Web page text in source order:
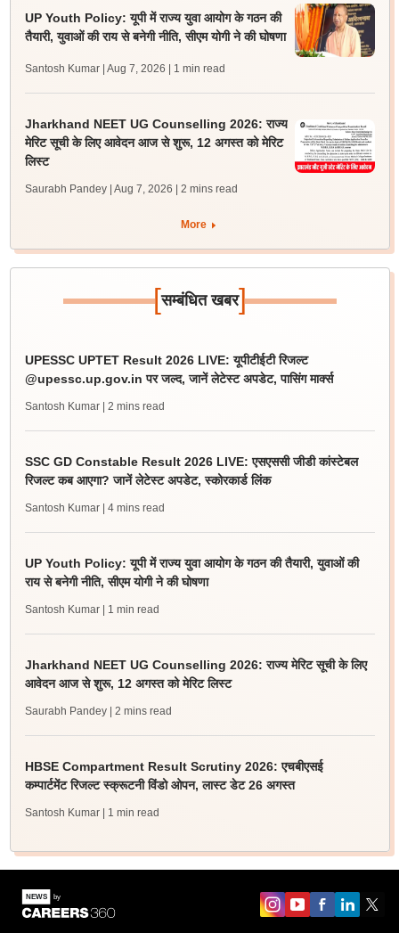
UP Youth Policy: यूपी में राज्य युवा आयोग के गठन की
तैयारी, युवाओं की राय से बनेगी नीति, सीएम योगी ने की घोषणा
Santosh Kumar | Aug 7, 2026 | 1 min read
Jharkhand NEET UG Counselling 2026: राज्य
मेरिट सूची के लिए आवेदन आज से शुरू, 12 अगस्त को मेरिट
लिस्ट
Saurabh Pandey | Aug 7, 2026 | 2 mins read
More
[सम्बंधित खबर]
UPESSC UPTET Result 2026 LIVE: यूपीटीईटी रिजल्ट
@upessc.up.gov.in पर जल्द, जानें लेटेस्ट अपडेट, पासिंग मार्क्स
Santosh Kumar | 2 mins read
SSC GD Constable Result 2026 LIVE: एसएससी जीडी कांस्टेबल
रिजल्ट कब आएगा? जानें लेटेस्ट अपडेट, स्कोरकार्ड लिंक
Santosh Kumar | 4 mins read
UP Youth Policy: यूपी में राज्य युवा आयोग के गठन की तैयारी, युवाओं की
राय से बनेगी नीति, सीएम योगी ने की घोषणा
Santosh Kumar | 1 min read
Jharkhand NEET UG Counselling 2026: राज्य मेरिट सूची के लिए
आवेदन आज से शुरू, 12 अगस्त को मेरिट लिस्ट
Saurabh Pandey | 2 mins read
HBSE Compartment Result Scrutiny 2026: एचबीएसई
कम्पार्टमेंट रिजल्ट स्क्रूटनी विंडो ओपन, लास्ट डेट 26 अगस्त
Santosh Kumar | 1 min read